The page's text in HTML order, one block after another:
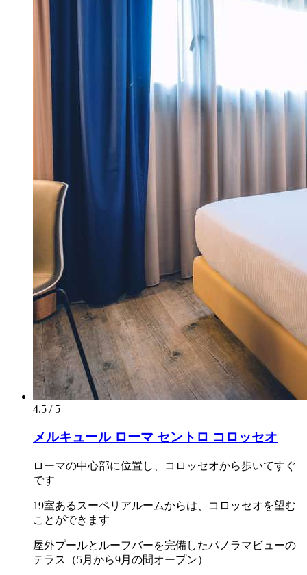
4.5 / 5
メルキュール ローマ セントロ コロッセオ
ローマの中心部に位置し、コロッセオから歩いてすぐ
です
19室あるスーペリアルームからは、コロッセオを望む
ことができます
屋外プールとルーフバーを完備したパノラマビューの
テラス（5月から9月の間オープン）